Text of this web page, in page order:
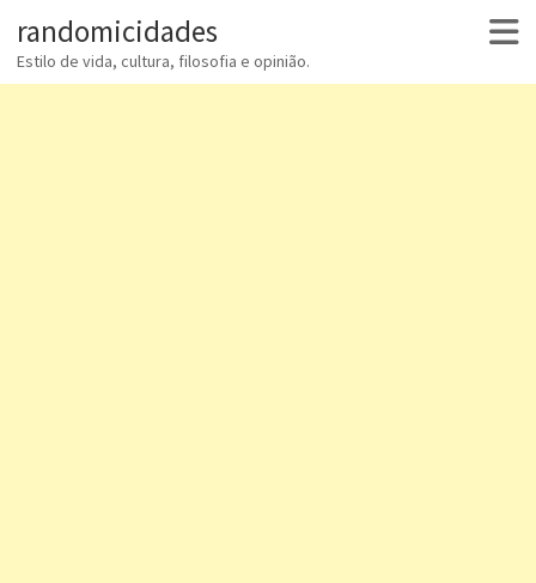
randomicidades
Estilo de vida, cultura, filosofia e opinião.